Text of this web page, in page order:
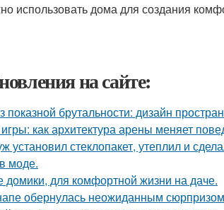
использовать дома для создания
на сайте:
показной брутальности: дизайн
как архитектура арены меняет
установил стеклопакет, утеплил и
моде.
домики, для комфортной жизни на даче.
обернулась неожиданным